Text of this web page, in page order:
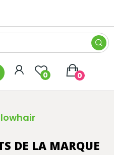
0 0
DE LA MARQUE